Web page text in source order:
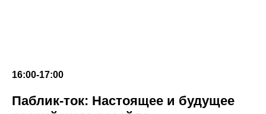
16:00-17:00
Паблик-ток: Настоящее и будущее